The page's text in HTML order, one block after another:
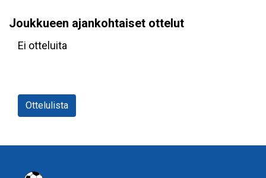
Joukkueen ajankohtaiset ottelut
Ei otteluita
Ottelulista